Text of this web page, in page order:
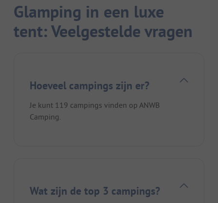
Glamping in een luxe
tent: Veelgestelde vragen
Hoeveel campings zijn er?
Je kunt 119 campings vinden op ANWB
Camping.
Wat zijn de top 3 campings?